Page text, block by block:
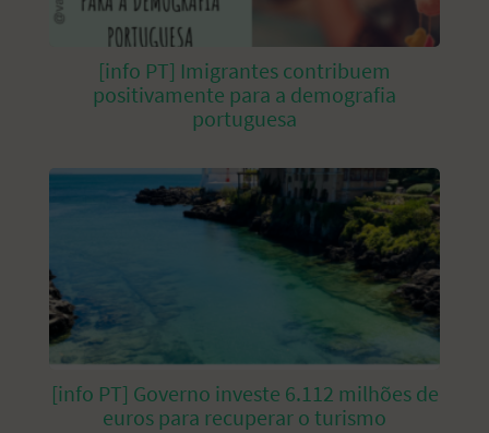
[info PT] Imigrantes contribuem
positivamente para a demografia
portuguesa
[info PT] Governo investe 6.112 milhões de
euros para recuperar o turismo